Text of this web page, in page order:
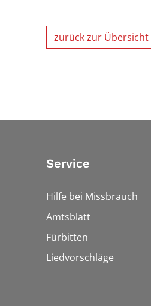
zurück zur Übersicht
Service
Hilfe bei Missbrauch
Amtsblatt
Fürbitten
Liedvorschläge